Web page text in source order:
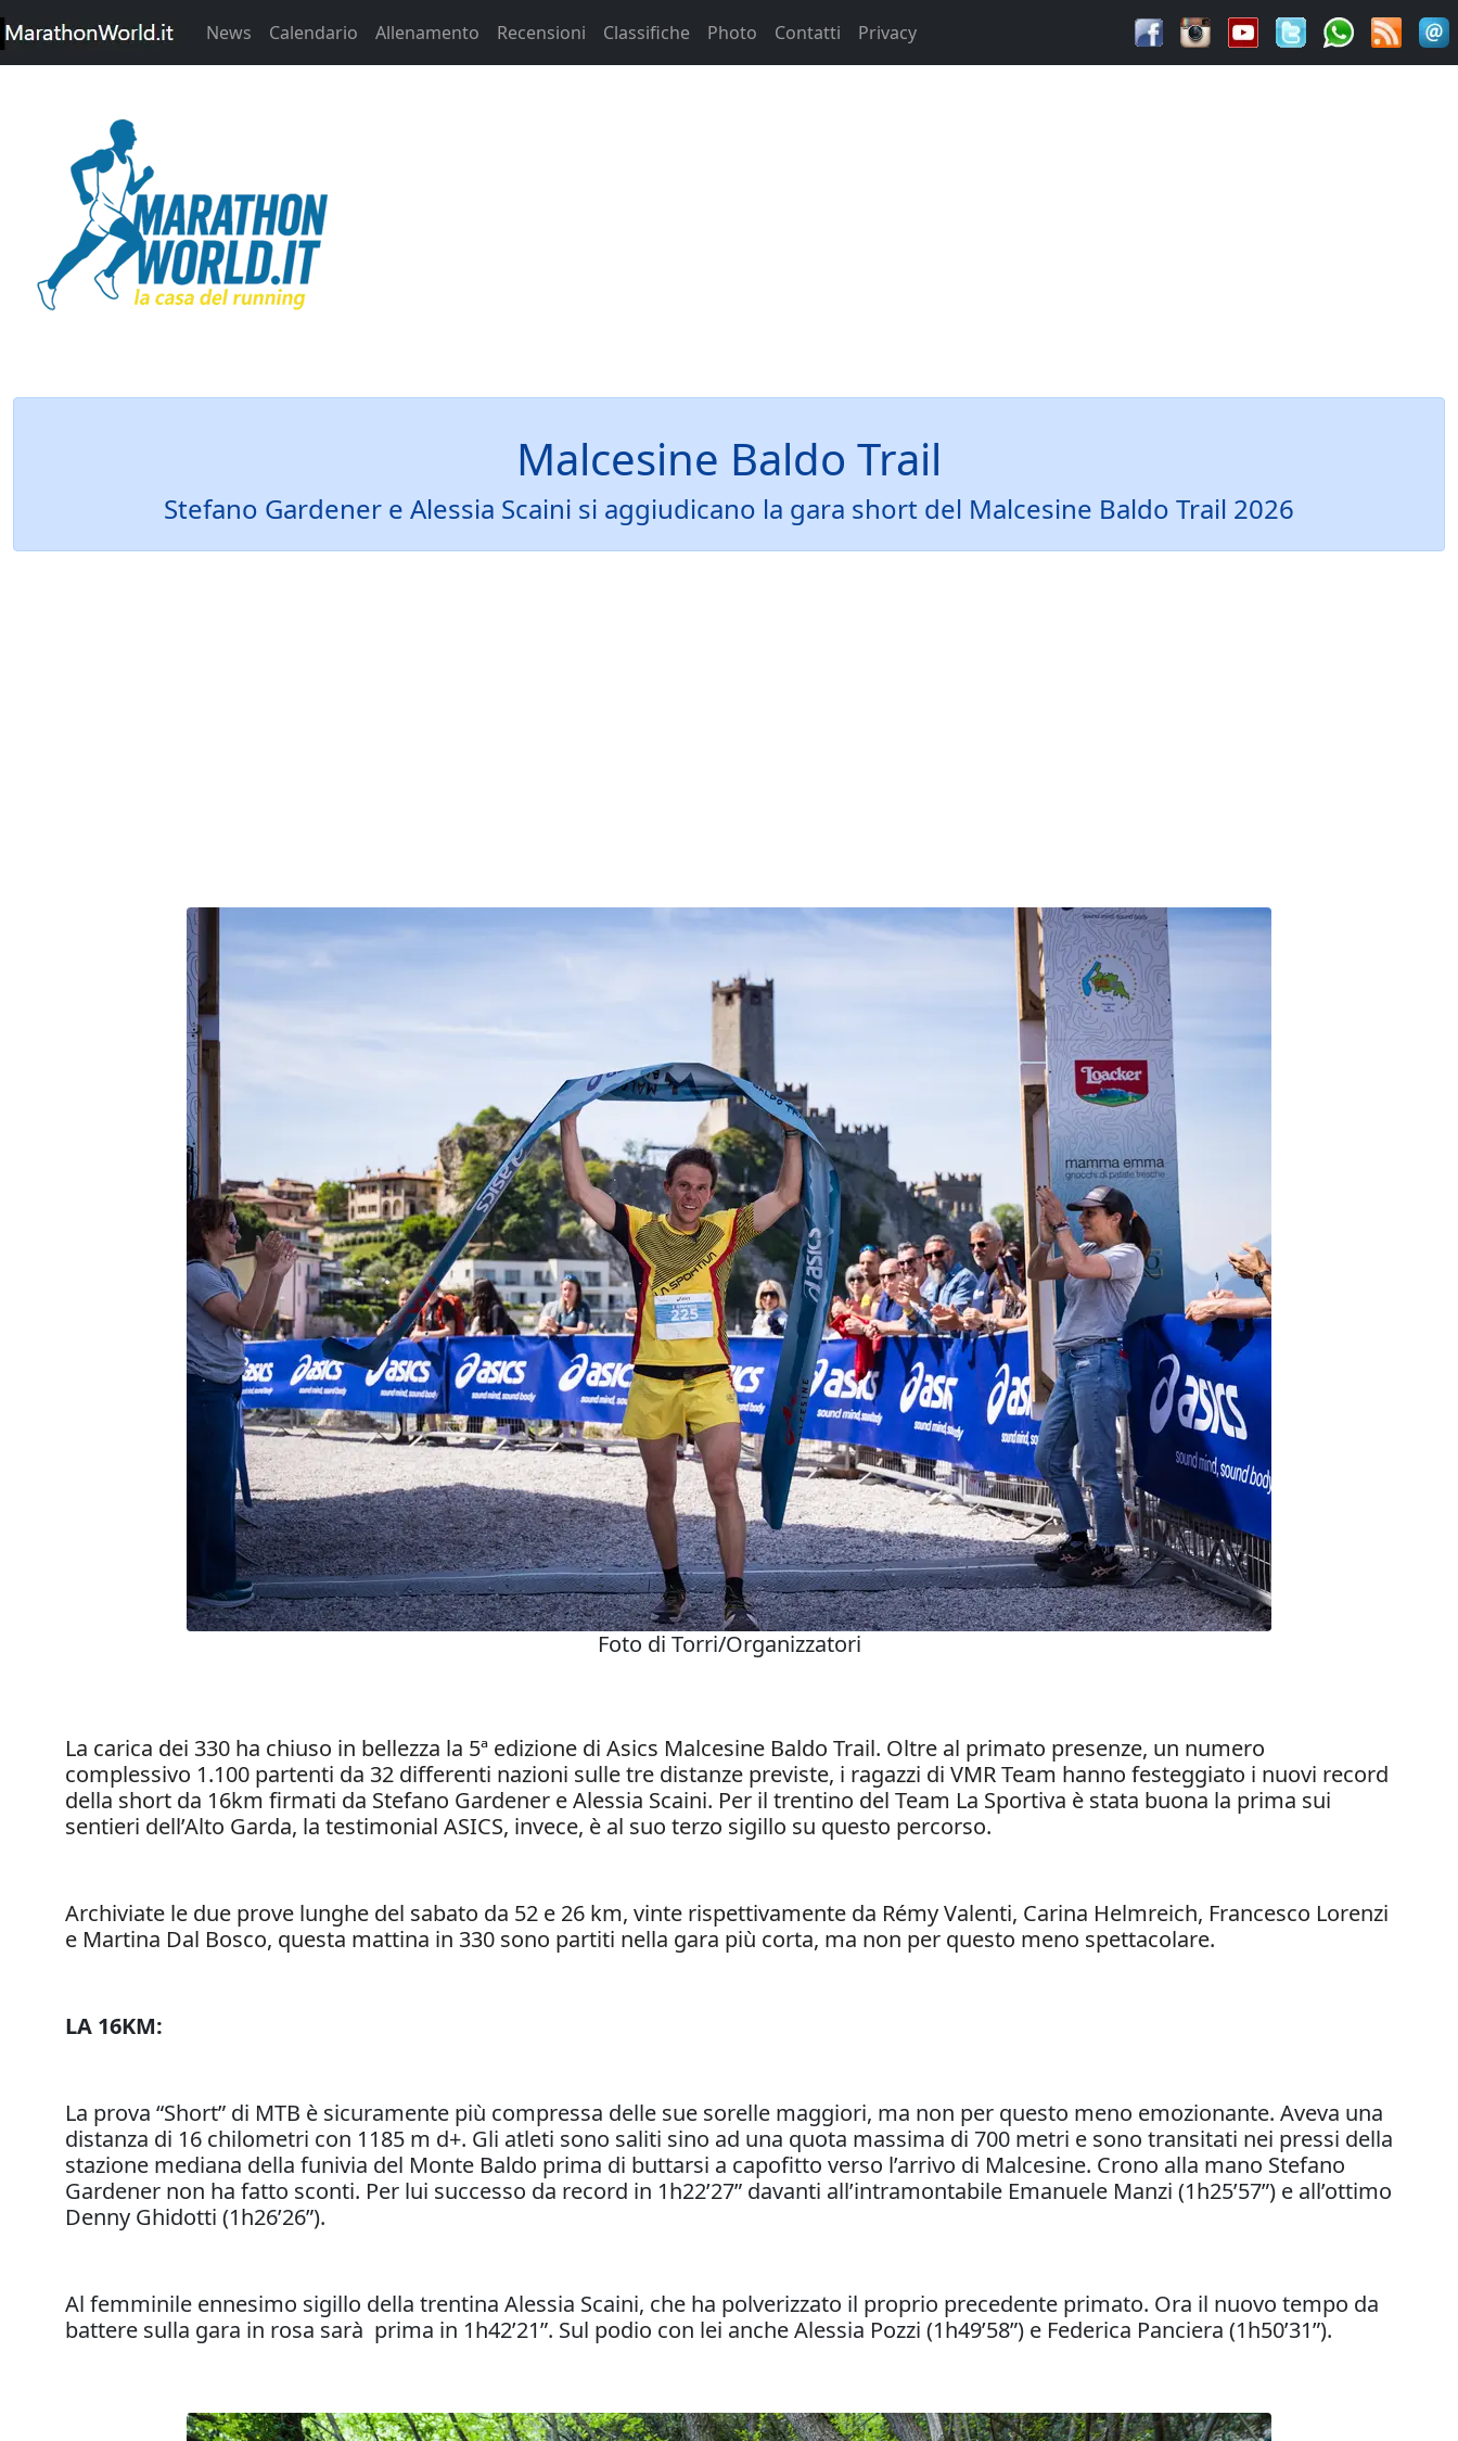
News Calendario Allenamento Recensioni Classifiche Photo Contatti Privacy
Malcesine Baldo Trail
Stefano Gardener e Alessia Scaini si aggiudicano la gara short del Malcesine Baldo Trail 2026
Foto di Torri/Organizzatori
La carica dei 330 ha chiuso in bellezza la 5ª edizione di Asics Malcesine Baldo Trail. Oltre al primato presenze, un numero
complessivo 1.100 partenti da 32 differenti nazioni sulle tre distanze previste, i ragazzi di VMR Team hanno festeggiato i nuovi record
della short da 16km firmati da Stefano Gardener e Alessia Scaini. Per il trentino del Team La Sportiva è stata buona la prima sui
sentieri dell’Alto Garda, la testimonial ASICS, invece, è al suo terzo sigillo su questo percorso.
Archiviate le due prove lunghe del sabato da 52 e 26 km, vinte rispettivamente da Rémy Valenti, Carina Helmreich, Francesco Lorenzi
e Martina Dal Bosco, questa mattina in 330 sono partiti nella gara più corta, ma non per questo meno spettacolare.
LA 16KM:
La prova “Short” di MTB è sicuramente più compressa delle sue sorelle maggiori, ma non per questo meno emozionante. Aveva una
distanza di 16 chilometri con 1185 m d+. Gli atleti sono saliti sino ad una quota massima di 700 metri e sono transitati nei pressi della
stazione mediana della funivia del Monte Baldo prima di buttarsi a capofitto verso l’arrivo di Malcesine. Crono alla mano Stefano
Gardener non ha fatto sconti. Per lui successo da record in 1h22’27” davanti all’intramontabile Emanuele Manzi (1h25’57”) e all’ottimo
Denny Ghidotti (1h26’26”).
Al femminile ennesimo sigillo della trentina Alessia Scaini, che ha polverizzato il proprio precedente primato. Ora il nuovo tempo da
battere sulla gara in rosa sarà prima in 1h42’21”. Sul podio con lei anche Alessia Pozzi (1h49’58”) e Federica Panciera (1h50’31”).